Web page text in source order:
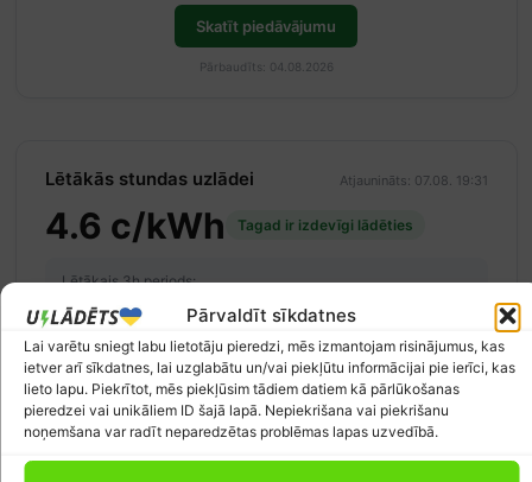
Pārvaldīt sīkdatnes
Lai varētu sniegt labu lietotāju pieredzi, mēs izmantojam risinājumus, kas
ietver arī sīkdatnes, lai uzglabātu un/vai piekļūtu informācijai pie ierīci, kas
lieto lapu. Piekrītot, mēs piekļūsim tādiem datiem kā pārlūkošanas
pieredzei vai unikāliem ID šajā lapā. Nepiekrišana vai piekrišanu
noņemšana var radīt neparedzētas problēmas lapas uzvedībā.
Skatīt piedāvājumu
Pārbaudīts: 04.08.2026
Lētākās stundas uzlādei Atjaunināts: 07.08. 19:31
4.6 c/kWh Tagad ir izdevīgi lādēties
Lētākais 3h periods:
14:00–17:00 (sestd., 08.08.)
~0.1 c/kWh vidēji
c/kWh
10
15
12:00